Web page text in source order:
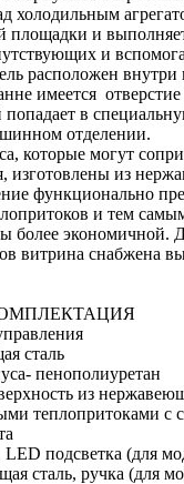
холодильным
площадки и
и
расположен внутри
имеется отверстие
попадает в
отделении.
которые могут
изготовлены из
функционально
и тем
более экономичной.
витрина снабжена
сталь
пенополиуретан
из
теплопритоками с
подсветка (для
сталь, ручка (для